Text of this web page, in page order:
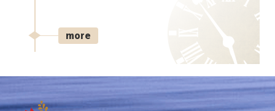
more